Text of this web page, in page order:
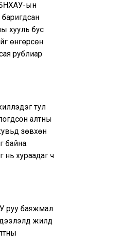
БНХАУ-ын
хууль бус
өнгөрсөн
рублиар
тул
алтны
зөвхөн
байна.
нь хураадаг ч
руу баяжмал
жилд